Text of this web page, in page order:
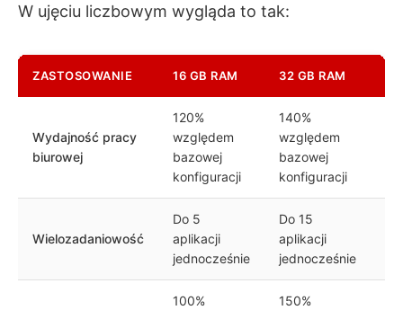
W ujęciu liczbowym wygląda to tak:
ZASTOSOWANIE 16 GB RAM 32 GB RAM
Wydajność pracy
biurowej
120%
względem
bazowej
konfiguracji
140%
względem
bazowej
konfiguracji
Wielozadaniowość
Do 5
aplikacji
jednocześnie
Do 15
aplikacji
jednocześnie
100%
150%